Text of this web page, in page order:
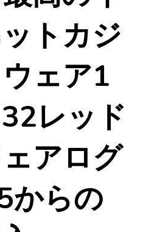
トカジ
ェア1
レッド
アログ
からの